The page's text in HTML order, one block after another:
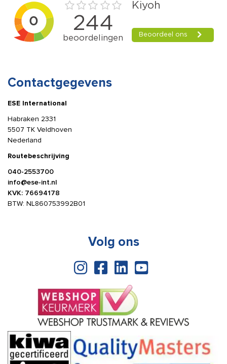
Contactgegevens
ESE International
Habraken 2331
5507 TK Veldhoven
Nederland
Routebeschrijving
040-2553700
info@ese-int.nl
KVK: 76694178
BTW: NL860753992B01
Volg ons